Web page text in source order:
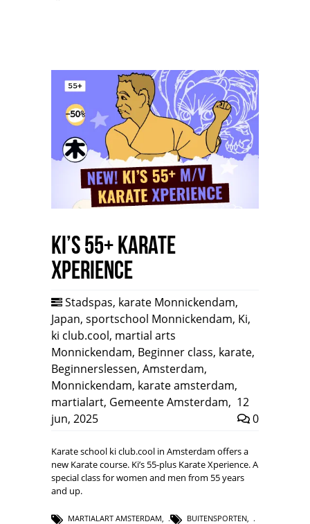
Ki’s 55+ Karate
Xperience
Stadspas, karate Monnickendam,
Japan, sportschool Monnickendam, Ki,
ki club.cool, martial arts
Monnickendam, Beginner class, karate,
Beginnerslessen, Amsterdam,
Monnickendam, karate amsterdam,
martialart, Gemeente Amsterdam, 12
jun, 2025
0
Karate school ki club.cool in Amsterdam offers a
new Karate course. Ki’s 55-plus Karate Xperience. A
special class for women and men from 55 years
and up.
MARTIALART AMSTERDAM BUITENSPORTEN